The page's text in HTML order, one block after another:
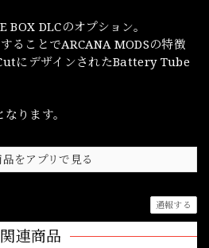
BOX DLCのオプション。
ることでARCANA MODSの特徴
にデザインされたBattery Tube
ります。
品をアプリで見る
通報する
関連商品